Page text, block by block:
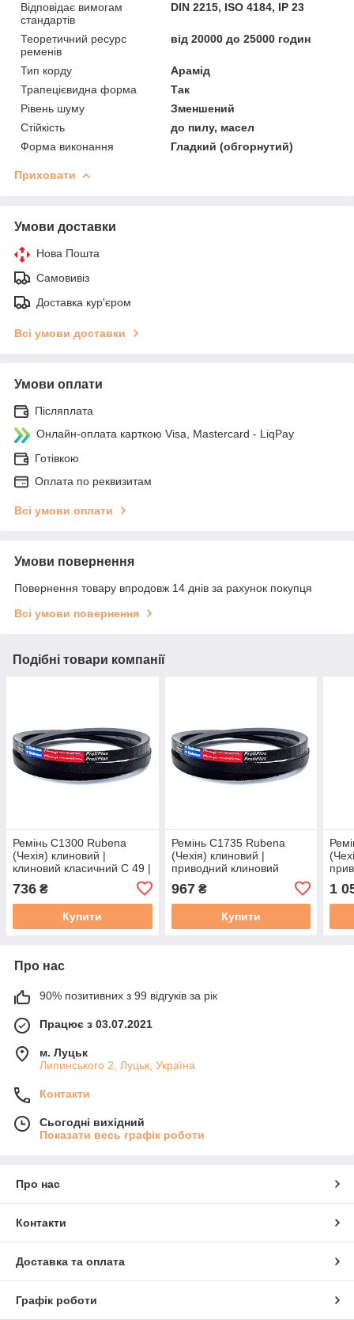
Відповідає вимогам
стандартів
DIN 2215, ISO 4184, IP 23
Теоретичний ресурс
ременів
від 20000 до 25000 годин
Тип корду
Арамід
Трапецієвидна форма
Так
Рівень шуму
Зменшений
Стійкість
до пилу, масел
Форма виконання
Гладкий (обгорнутий)
Приховати
Умови доставки
Нова Пошта
Самовивіз
Доставка кур'єром
Всі умови доставки
Умови оплати
Післяплата
Онлайн-оплата карткою Visa, Mastercard - LiqPay
Готівкою
Оплата по реквизитам
Всі умови оплати
Умови повернення
Повернення товару впродовж 14 днів за рахунок покупця
Всі умови повернення
Подібні товари компанії
Ремінь C1300 Rubena
(Чехія) клиновий |
клиновий класичний C 49 |
736 ₴
Купити
Ремінь C1735 Rubena
(Чехія) клиновий |
приводний клиновий
1735 | С(В)-1735
967₴
Купити
1
Про нас
90% позитивних з 99 відгуків за рік
Працює з 03.07.2021
м. Луцьк
Липинського 2, Луцьк, Україна
Контакти
Сьогодні вихідний
Показати весь графік роботи
Про нас
Контакти
Доставка та оплата
Графік роботи